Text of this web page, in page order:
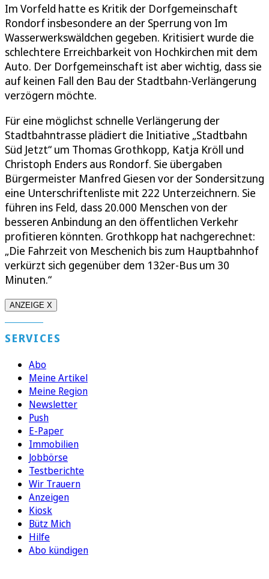
Im Vorfeld hatte es Kritik der Dorfgemeinschaft
Rondorf insbesondere an der Sperrung von Im
Wasserwerkswäldchen gegeben. Kritisiert wurde die
schlechtere Erreichbarkeit von Hochkirchen mit dem
Auto. Der Dorfgemeinschaft ist aber wichtig, dass sie
auf keinen Fall den Bau der Stadtbahn-Verlängerung
verzögern möchte.
Für eine möglichst schnelle Verlängerung der
Stadtbahntrasse plädiert die Initiative „Stadtbahn
Süd Jetzt“ um Thomas Grothkopp, Katja Kröll und
Christoph Enders aus Rondorf. Sie übergaben
Bürgermeister Manfred Giesen vor der Sondersitzung
eine Unterschriftenliste mit 222 Unterzeichnern. Sie
führen ins Feld, dass 20.000 Menschen von der
besseren Anbindung an den öffentlichen Verkehr
profitieren könnten. Grothkopp hat nachgerechnet:
„Die Fahrzeit von Meschenich bis zum Hauptbahnhof
verkürzt sich gegenüber dem 132er-Bus um 30
Minuten.“
ANZEIGE X
SERVICES
Abo
Meine Artikel
Meine Region
Newsletter
Push
E-Paper
Immobilien
Jobbörse
Testberichte
Wir Trauern
Anzeigen
Kiosk
Bütz Mich
Hilfe
Abo kündigen